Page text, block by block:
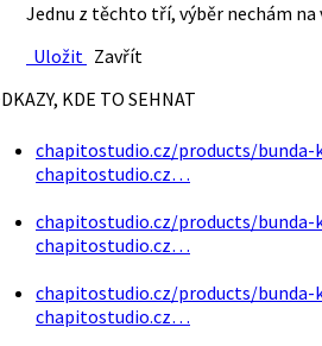
Jednu z těchto tří, výběr nechám na
Uložit Zavřít
KDE TO SEHNAT
chapitostudio.cz/products/
chapitostudio.cz…
chapitostudio.cz/products/
chapitostudio.cz…
chapitostudio.cz/products/
chapitostudio.cz…